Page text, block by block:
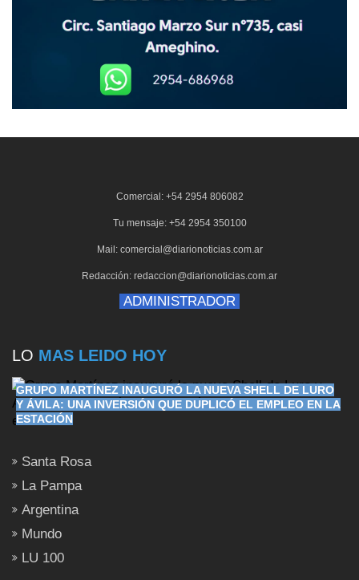
Comercial: +54 2954 806082
Tu mensaje: +54 2954 350100
Mail: comercial@diarionoticias.com.ar
Redacción: redaccion@diarionoticias.com.ar
ADMINISTRADOR
LO MAS LEIDO HOY
GRUPO MARTÍNEZ INAUGURÓ LA NUEVA SHELL DE LURO
Y ÁVILA: UNA INVERSIÓN QUE DUPLICÓ EL EMPLEO EN LA
ESTACIÓN
Santa Rosa
La Pampa
Argentina
Mundo
LU 100